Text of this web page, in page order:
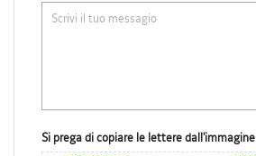
Si prega di copiare le lettere